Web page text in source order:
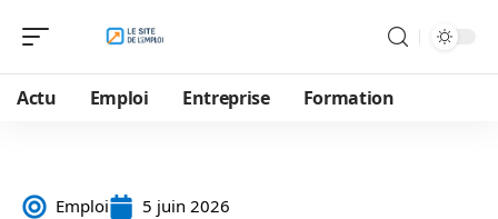
Actu Emploi Entreprise Formation
Emploi 5 juin 2026